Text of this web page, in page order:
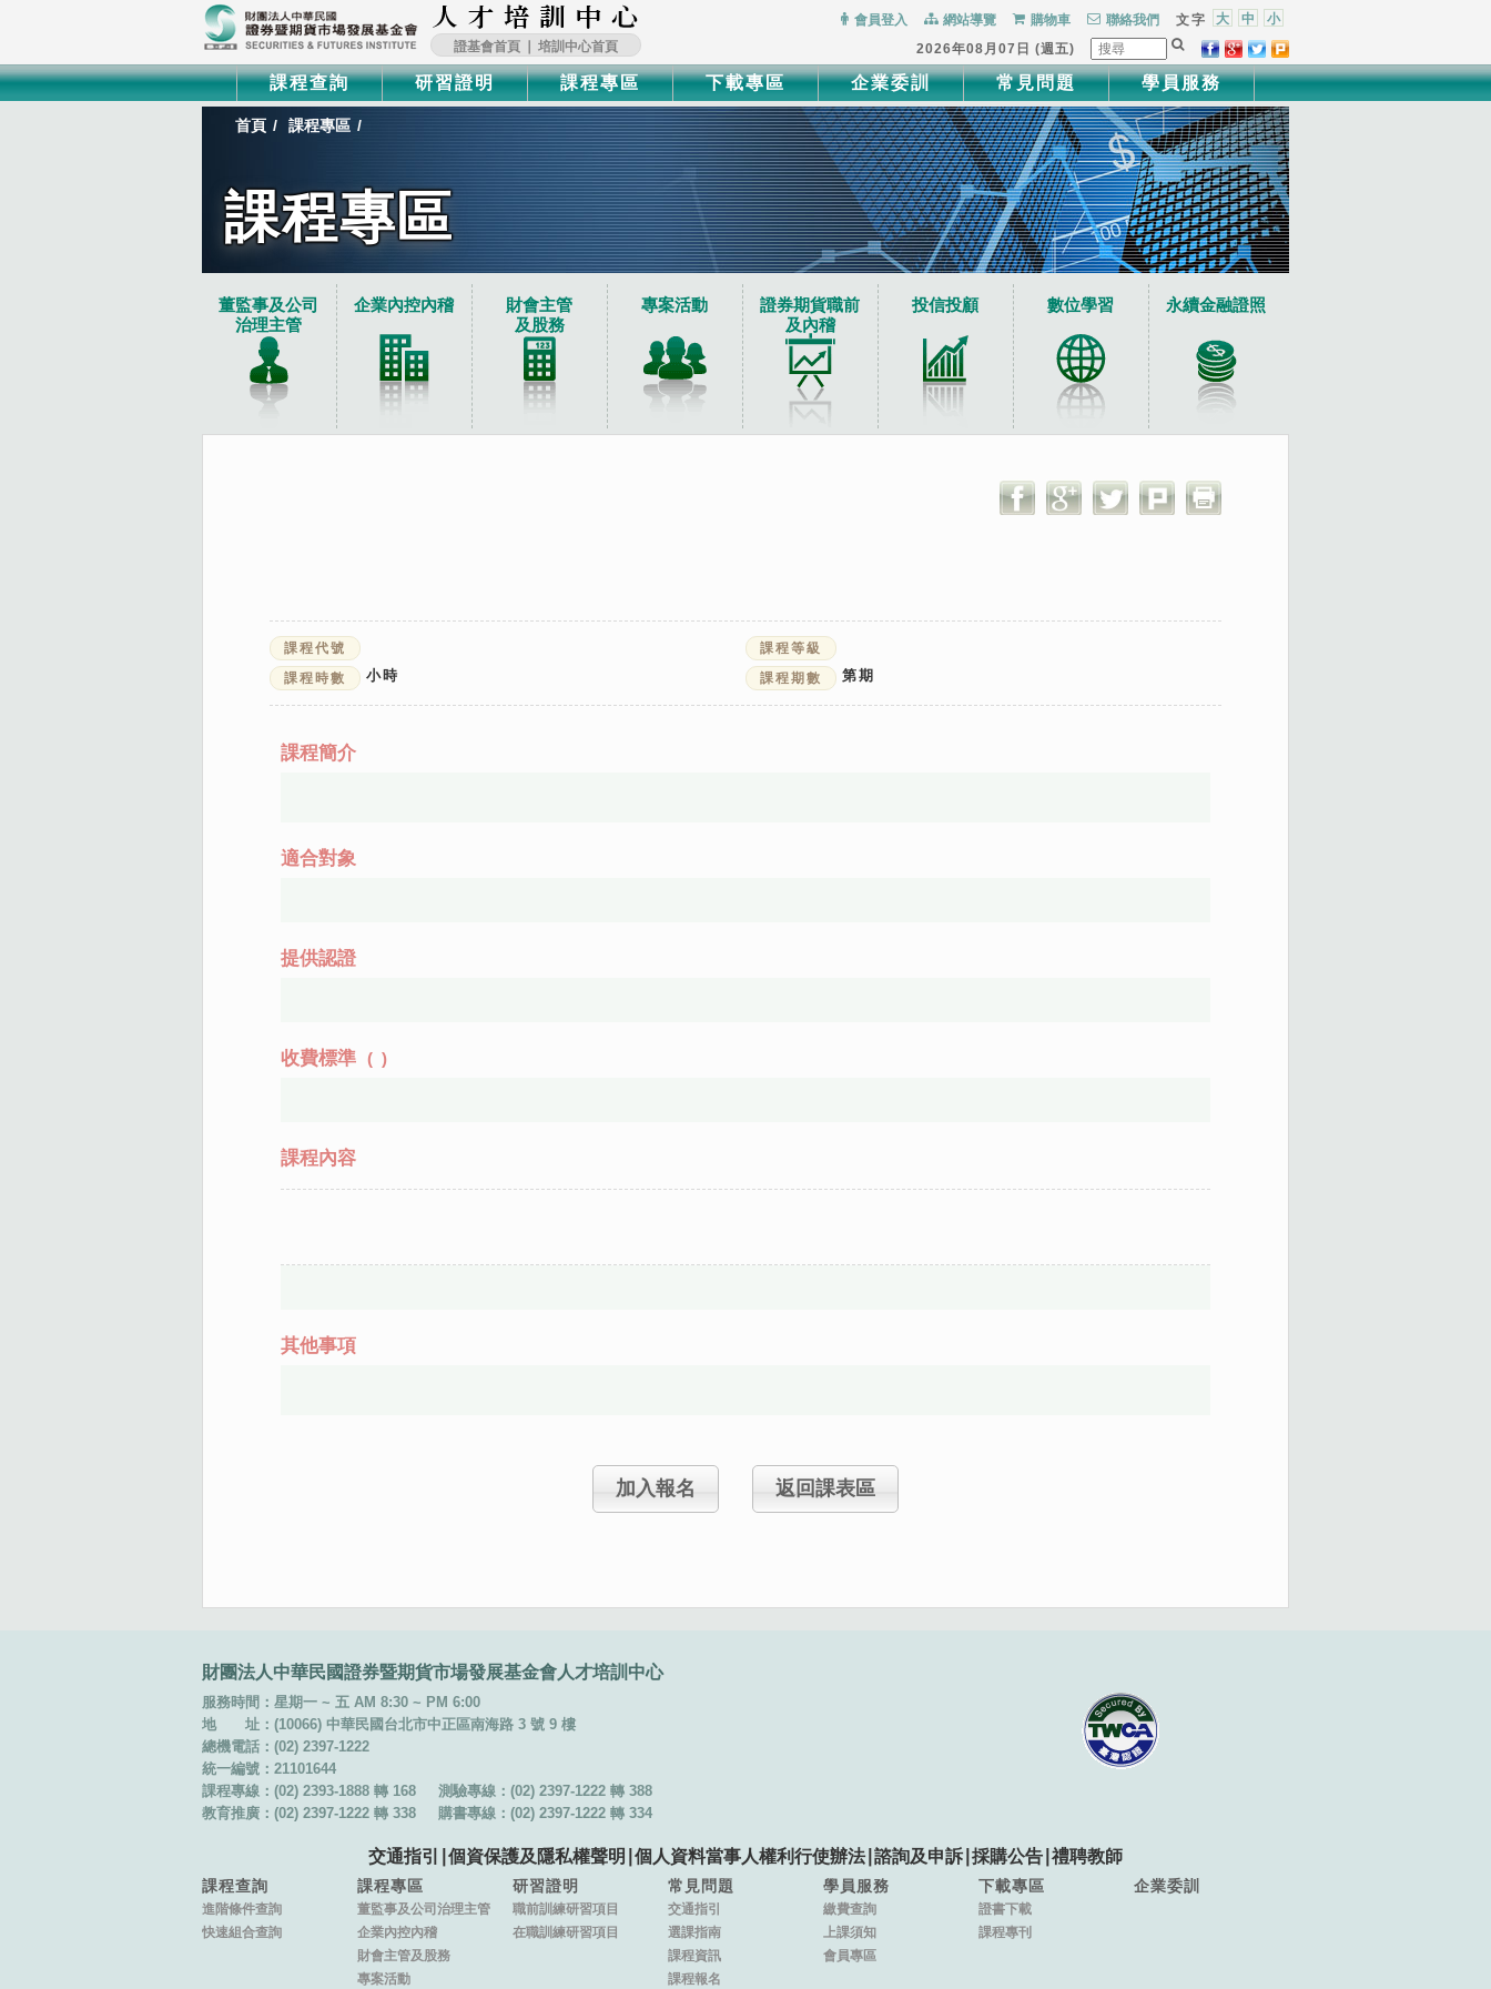
證基會首頁 培訓中心首頁
會員登入 網站導覽 購物車 聯絡我們 文字 大 中
小
2026年08月07日 (週五)
課程查詢 研習證明 課程專區 下載專區 企業委訓 常見問題 學員服務
首頁 課程專區
課程專區
董監事及公司
治理主管
企業內控內稽
財會主管
及股務
專案活動
證券期貨職前
及內稽
投信投顧 數位學習 永續金融證照
課程代號
課程時數
小時
課程等級
課程期數
第期
課程簡介
適合對象
提供認證
收費標準 ( )
課程內容
其他事項
加入報名 返回課表區
財團法人中華民國證券暨期貨市場發展基金會人才培訓中心
服務時間：星期一 ~ 五 AM 8:30 ~ PM 6:00
地 址：(10066) 中華民國台北市中正區南海路 3 號 9 樓
總機電話：(02) 2397-1222
統一編號：21101644
課程專線：(02) 2393-1888 轉 168
測驗專線：(02) 2397-1222 轉 388
教育推廣：(02) 2397-1222 轉 338
購書專線：(02) 2397-1222 轉 334
交通指引 個資保護及隱私權聲明 個人資料當事人權利行使辦法 諮詢及申訴 採購公告 禮聘教師
課程查詢
進階條件查詢
快速組合查詢
課程專區
董監事及公司治理主管
企業內控內稽
財會主管及股務
專案活動
研習證明
職前訓練研習項目
在職訓練研習項目
常見問題
交通指引
選課指南
課程資訊
課程報名
學員服務
繳費查詢
上課須知
會員專區
下載專區
證書下載
課程專刊
企業委訓